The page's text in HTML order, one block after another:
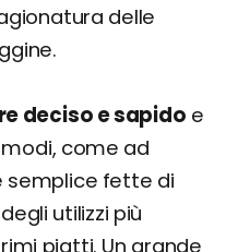
delle
deciso e sapido e
come ad
semplice fette di
utilizzi più
piatti. Un grande